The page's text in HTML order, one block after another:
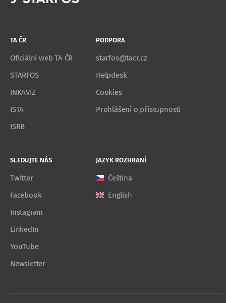
TA ČR
Oficiální web TA ČR
STARFOS
INKAVIZ
ISTA
ISRB
PODPORA
starfos@tacr.cz
Helpdesk
Cookies
Prohlášení o přístupnosti
SLEDUJTE NÁS
Twitter
Facebook
Instagram
LinkedIn
YouTube
Newsletter
JAZYK ROZHRANÍ
Čeština
English